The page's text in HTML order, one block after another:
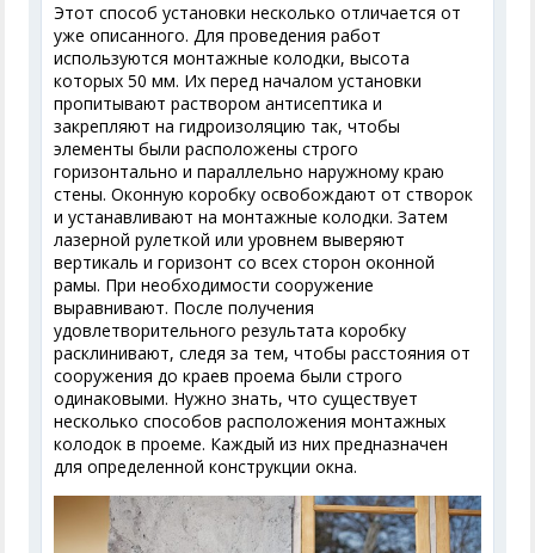
Этот способ установки несколько отличается от
уже описанного. Для проведения работ
используются монтажные колодки, высота
которых 50 мм. Их перед началом установки
пропитывают раствором антисептика и
закрепляют на гидроизоляцию так, чтобы
элементы были расположены строго
горизонтально и параллельно наружному краю
стены. Оконную коробку освобождают от створок
и устанавливают на монтажные колодки. Затем
лазерной рулеткой или уровнем выверяют
вертикаль и горизонт со всех сторон оконной
рамы. При необходимости сооружение
выравнивают. После получения
удовлетворительного результата коробку
расклинивают, следя за тем, чтобы расстояния от
сооружения до краев проема были строго
одинаковыми. Нужно знать, что существует
несколько способов расположения монтажных
колодок в проеме. Каждый из них предназначен
для определенной конструкции окна.